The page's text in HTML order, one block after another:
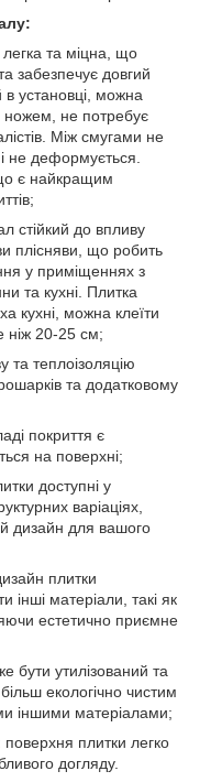
легка та міцна, що
забезпечує довгий
в установці, можна
не потребує
Між смугами не
не деформується.
є найкращим
стійкий до впливу
плісняви, що робить
у приміщеннях з
та кухні. Плитка
кухні, можна клеїти
ніж 20-25 см;
та теплоізоляцію
та додатковому
покриття є
на поверхні;
доступні у
варіаціях,
дизайн для вашого
плитки
інші матеріали, такі як
естетично приємне
бути утилізований та
екологічно чистим
іншими матеріалами;
поверхня плитки легко
догляду.